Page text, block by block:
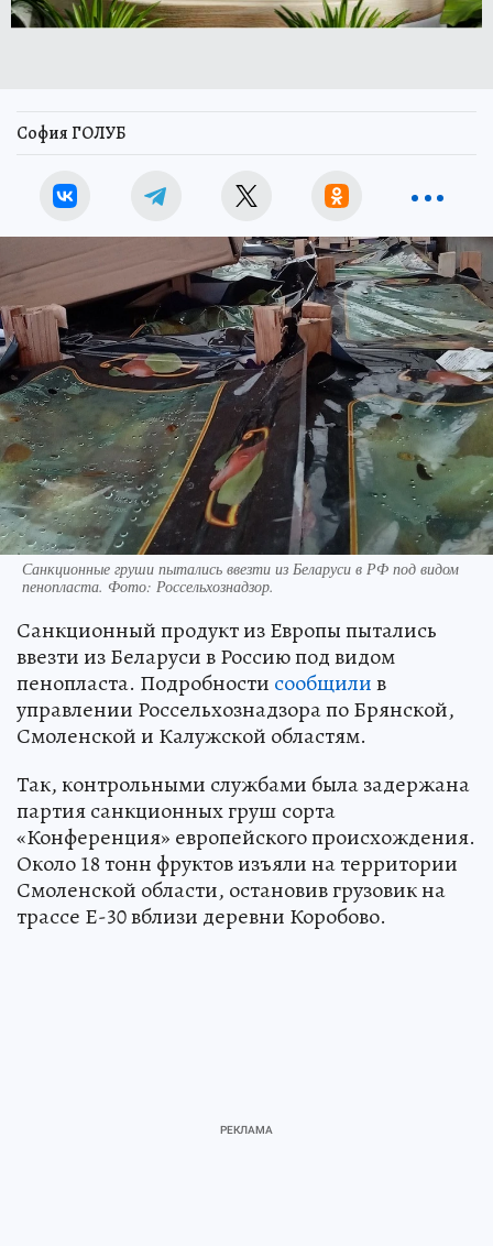
София ГОЛУБ
Санкционные груши пытались ввезти из Беларуси в РФ под видом
пенопласта. Фото: Россельхознадзор.
Санкционный продукт из Европы пытались
ввезти из Беларуси в Россию под видом
пенопласта. Подробности сообщилив
управлении Россельхознадзора по Брянской,
Смоленской и Калужской областям.
Так, контрольными службами была задержана
партия санкционных груш сорта
«Конференция» европейского происхождения.
Около 18 тонн фруктов изъяли на территории
Смоленской области, остановив грузовик на
трассе Е-30 вблизи деревни Коробово.